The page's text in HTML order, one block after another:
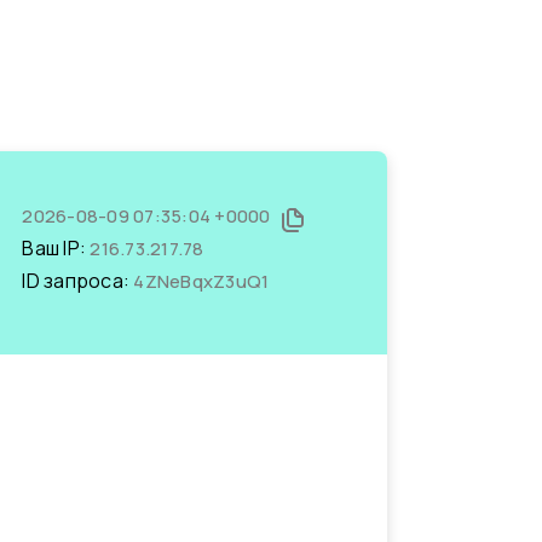
2026-08-09 07:35:04 +0000
Ваш IP:216.73.217.78
ID запроса: 4ZNeBqxZ3uQ1